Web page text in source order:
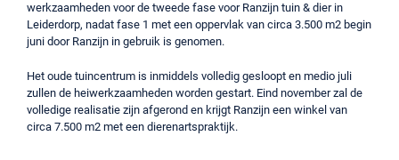
werkzaamheden voor de tweede fase voor Ranzijn tuin & dier in
Leiderdorp, nadat fase 1 met een oppervlak van circa 3.500 m2 begin
juni door Ranzijn in gebruik is genomen.
Het oude tuincentrum is inmiddels volledig gesloopt en medio juli
zullen de heiwerkzaamheden worden gestart. Eind november zal de
volledige realisatie zijn afgerond en krijgt Ranzijn een winkel van
circa 7.500 m2 met een dierenartspraktijk.